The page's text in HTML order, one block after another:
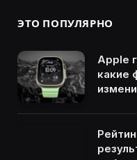
ЭТО ПОПУЛЯРНО
Apple
какие